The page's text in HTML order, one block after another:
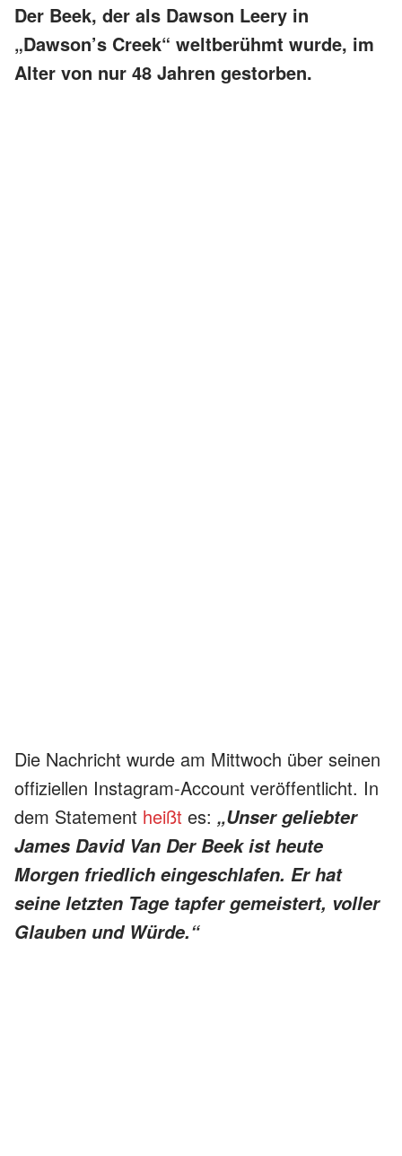
Der Beek, der als Dawson Leery in
„Dawson’s Creek“ weltberühmt wurde, im
Alter von nur 48 Jahren gestorben.
Die Nachricht wurde am Mittwoch über seinen
offiziellen Instagram-Account veröffentlicht. In
dem Statement heißt es: „Unser geliebter
James David Van Der Beek ist heute
Morgen friedlich eingeschlafen. Er hat
seine letzten Tage tapfer gemeistert, voller
Glauben und Würde.“